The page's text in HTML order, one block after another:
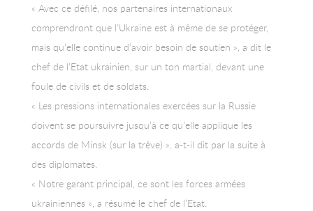
« Avec ce défilé, nos partenaires internationaux
comprendront que l’Ukraine est à même de se protéger,
mais qu’elle continue d’avoir besoin de soutien », a dit le
chef de l’Etat ukrainien, sur un ton martial, devant une
foule de civils et de soldats.
« Les pressions internationales exercées sur la Russie
doivent se poursuivre jusqu’à ce qu’elle applique les
accords de Minsk (sur la trêve) », a-t-il dit par la suite à
des diplomates.
« Notre garant principal, ce sont les forces armées
ukrainiennes », a résumé le chef de l’Etat.